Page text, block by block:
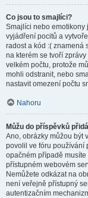
Co jsou to smajlíci?
Smajlíci nebo emotikony
vyjádření pocitů a
radost a kód :( znamená
na kterém se tvoří
velkém počtu, protože
mohli odstranit, nebo
nastavit omezení počtu
Nahoru
Můžu do příspěvků
Ano, obrázky můžou být
povolil ve fóru používání
opačném případě
přístupném webovém
Nemůžete odkázat na
není veřejně přístupný
autentizačním